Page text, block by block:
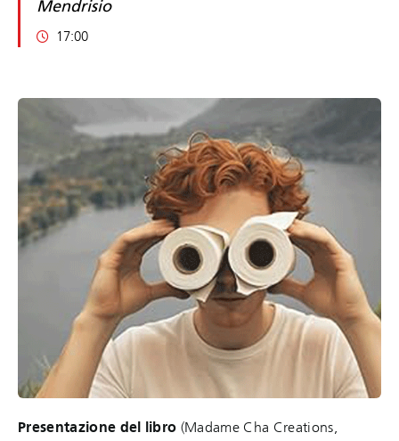
Mendrisio
17:00
Presentazione del libro (Madame Cha Creations,